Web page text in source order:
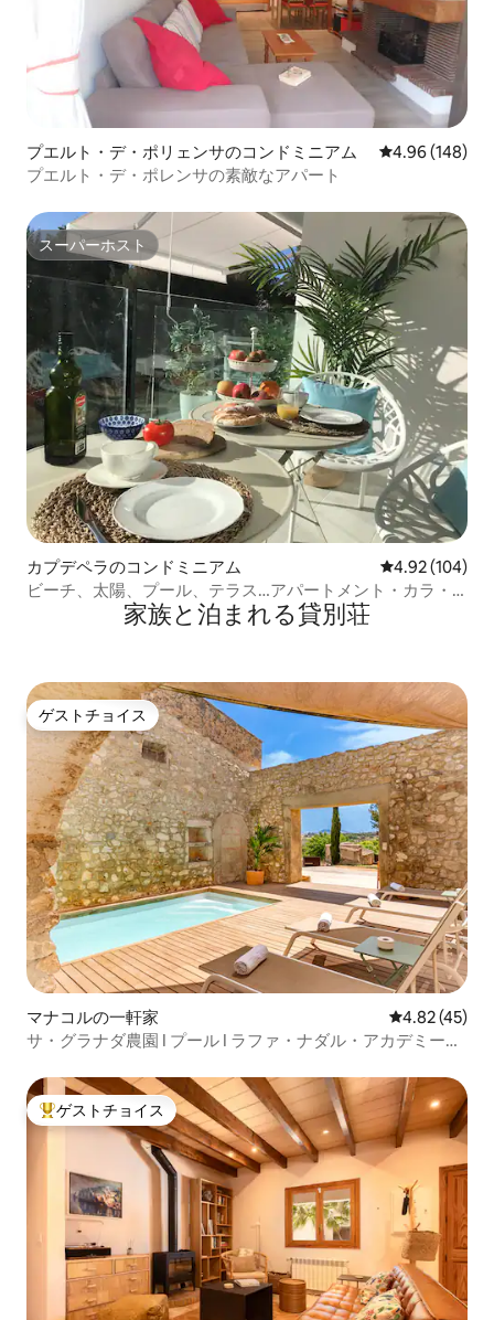
プエルト・デ・ポリェンサのコンドミニアム レビュー148
4.96 (148)
プエルト・デ・ポレンサの素敵なアパート
スーパーホスト
スーパーホスト
カプデペラのコンドミニアム レビュー104
4.92 (104)
ビーチ、太陽、プール、テラス…アパートメント・カラ・
家族と泊まれる貸別荘
ゲストチョイス
ゲストチョイス
マナコルの一軒家 レビュー45
4.82 (45)
サ・グラナダ農園 I プール I ラファ・ナダル・アカデミー近
大好評のゲストチョイスです。
ゲストチョイス